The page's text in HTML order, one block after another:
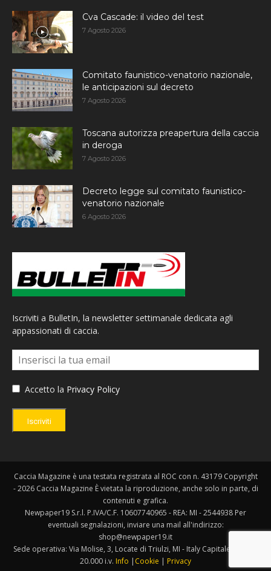
Cva Cascade: il video del test
7 Agosto 2026
Comitato faunistico-venatorio nazionale,
le anticipazioni sul decreto
7 Agosto 2026
Toscana autorizza preapertura della caccia
in deroga
7 Agosto 2026
Decreto legge sul comitato faunistico-
venatorio nazionale
6 Agosto 2026
Iscriviti a BulletIn, la newsletter settimanale dedicata agli
appassionati di caccia.
Accetto la Privacy Policy
Iscriviti
Caccia Magazine è una testata registrata al ROC con n. 43179 Copyright
- 2026 Caccia Magazine È vietata la riproduzione, anche solo in parte, di
contenuti e grafica.
Newpaper19 S.r.l. P.IVA/C.F. 10607740965 - REA: MI - 2544938 Per
eventuali segnalazioni, inviare una mail all'indirizzo:
shop@newpaper19.it
Sede operativa: Via Molise, 3, Locate di Triulzi, MI - Italy Capitale Sociale:
20.000 i.v. Info | Cookie | Privacy